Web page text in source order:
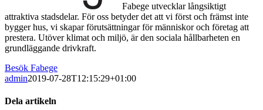
Fabege utvecklar långsiktigt
attraktiva stadsdelar. För oss betyder det att vi först och främst inte
bygger hus, vi skapar förutsättningar för människor och företag att
prestera. Utöver klimat och miljö, är den sociala hållbarheten en
grundläggande drivkraft.
Besök Fabege
admin2019-07-28T12:15:29+01:00
Dela artikeln